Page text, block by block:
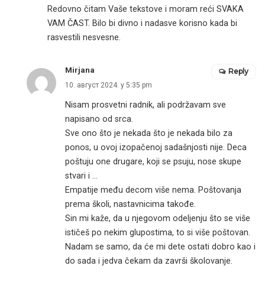
Redovno čitam Vaše tekstove i moram reći SVAKA
VAM ČAST. Bilo bi divno i nadasve korisno kada bi
rasvestili nesvesne.
Mirjana
10. август 2024. у 5:35 pm
Nisam prosvetni radnik, ali podržavam sve
napisano od srca.
Sve ono što je nekada što je nekada bilo za
ponos, u ovoj izopačenoj sadašnjosti nije. Deca
poštuju one drugare, koji se psuju, nose skupe
stvari i …
Empatije među decom više nema. Poštovanja
prema školi, nastavnicima takođe.
Sin mi kaže, da u njegovom odeljenju što se više
ističeš po nekim glupostima, to si više poštovan.
Nadam se samo, da će mi dete ostati dobro kao i
do sada i jedva čekam da završi školovanje.
Reply